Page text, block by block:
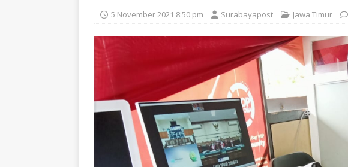
5 November 2021 8:50 pm Surabayapost Jawa Timur